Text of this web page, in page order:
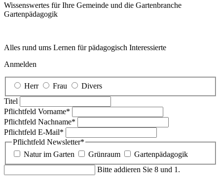
Wissenswertes für Ihre Gemeinde und die Gartenbranche
Garten­pädagogik
Alles rund ums Lernen für pädagogisch Interessierte
Anmelden
Herr Frau
Divers
Titel
Pflichtfeld Vorname*
Pflichtfeld Nachname*
Pflichtfeld E-Mail*
Pflichtfeld Newsletter*
Natur im Garten
Grünraum
Gartenpädagogik
Bitte addieren Sie 8 und 1.